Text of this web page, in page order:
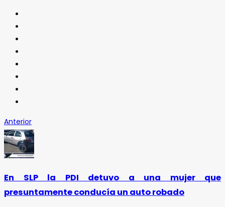
Anterior
En SLP la PDI detuvo a una mujer que
presuntamente conducía un auto robado